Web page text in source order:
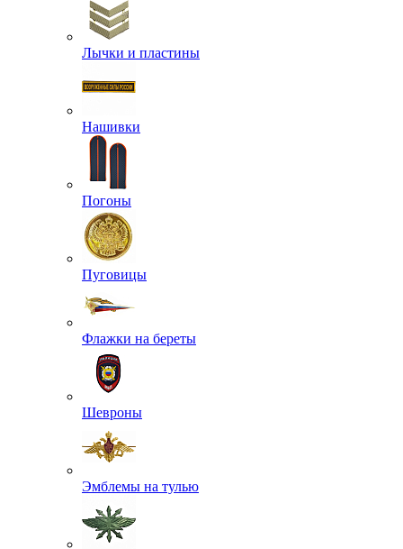
Лычки и пластины
Нашивки
Погоны
Пуговицы
Флажки на береты
Шевроны
Эмблемы на тулью